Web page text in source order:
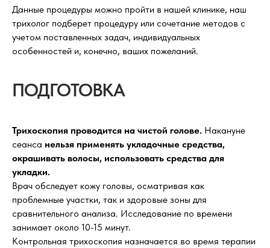
Данные процедуры можно пройти в нашей клинике, наш
трихолог подберет процедуру или сочетание методов с
учетом поставленных задач, индивидуальных
особенностей и, конечно, ваших пожеланий.
ПОДГОТОВКА
Трихоскопия проводится на чистой голове. Накануне
сеанса нельзя применять укладочные средства,
окрашивать волосы, использовать средства для
укладки.
Врач обследует кожу головы, осматривая как
проблемные участки, так и здоровые зоны для
сравнительного анализа. Исследование по времени
занимает около 10-15 минут.
Контрольная трихоскопия назначается во время терапии